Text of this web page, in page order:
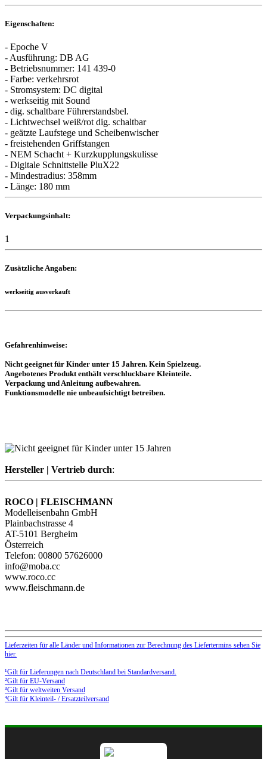
Eigenschaften:
- Epoche V
- Ausführung: DB AG
- Betriebsnummer: 141 439-0
- Farbe: verkehrsrot
- Stromsystem: DC digital
- werkseitig mit Sound
- dig. schaltbare Führerstandsbel.
- Lichtwechsel weiß/rot dig. schaltbar
- geätzte Laufstege und Scheibenwischer
- freistehenden Griffstangen
- NEM Schacht + Kurzkupplungskulisse
- Digitale Schnittstelle PluX22
- Mindestradius: 358mm
- Länge: 180 mm
Verpackungsinhalt:
1
Zusätzliche Angaben:
werkseitig ausverkauft
Gefahrenhinweise:
Nicht geeignet für Kinder unter 15 Jahren. Kein Spielzeug.
Angebotenes Produkt enthält verschluckbare Kleinteile.
Verpackung und Anleitung aufbewahren.
Funktionsmodelle nie unbeaufsichtigt betreiben.
Hersteller | Vertrieb durch:
ROCO | FLEISCHMANN
Modelleisenbahn GmbH
Plainbachstrasse 4
AT-5101 Bergheim
Österreich
Telefon: 00800 57626000
info@moba.cc
www.roco.cc
www.fleischmann.de
Lieferzeiten für alle Länder und Informationen zur Berechnung des Liefertermins sehen Sie
hier.
¹Gilt für Lieferungen nach Deutschland bei Standardversand.
²Gilt für EU-Versand
³Gilt für weltweiten Versand
⁴Gilt für Kleinteil- / Ersatzteilversand